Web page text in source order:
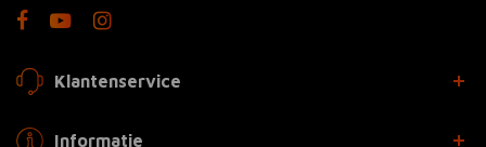
Klantenservice
Informatie